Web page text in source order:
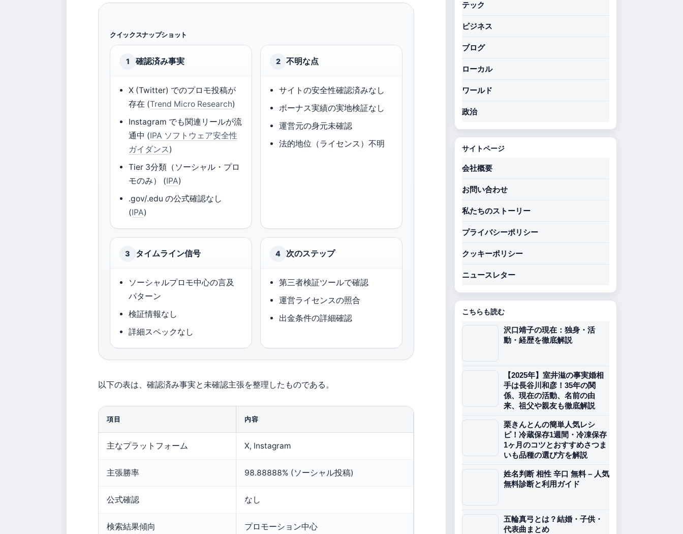
クイックスナップショット
1 確認済み事実
X (Twitter) でのプロモ投稿が
存在 (Trend Micro Research)
Instagram でも関連リールが流
通中 (IPA ソフトウェア安全性
ガイダンス)
Tier 3分類（ソーシャル・プロ
モのみ） (IPA)
.gov/.edu の公式確認なし
(IPA)
2 不明な点
サイトの安全性確認済みなし
ボーナス実績の実地検証なし
運営元の身元未確認
法的地位（ライセンス）不明
3 タイムライン信号
ソーシャルプロモ中心の言及
パターン
検証情報なし
詳細スペックなし
4 次のステップ
第三者検証ツールで確認
運営ライセンスの照合
出金条件の詳細確認
以下の表は、確認済み事実と未確認主張を整理したものである。
項目 内容
主なプラットフォーム X, Instagram
主張勝率 98.88888% (ソーシャル投稿)
公式確認 なし
検索結果傾向 プロモーション中心
テック
ビジネス
ブログ
ローカル
ワールド
政治
サイトページ
会社概要
お問い合わせ
私たちのストーリー
プライバシーポリシー
クッキーポリシー
ニュースレター
こちらも読む
沢口靖子の現在：独身・活
動・経歴を徹底解説
【2025年】室井滋の事実婚相
手は長谷川和彦！35年の関
係、現在の活動、名前の由
来、祖父や親友も徹底解説
栗きんとんの簡単人気レシ
ピ！冷蔵保存1週間・冷凍保存
1ヶ月のコツとおすすめさつま
いも品種の選び方を解説
姓名判断 相性 辛口 無料 – 人気
無料診断と利用ガイド
五輪真弓とは？結婚・子供・
代表曲まとめ